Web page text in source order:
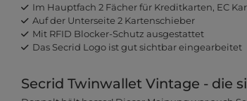
Im Hauptfach 2 Fächer für Kreditkarten, EC
Auf der Unterseite 2 Kartenschieber
Mit RFID Blocker-Schutz ausgestattet
Das Secrid Logo ist gut sichtbar eingearbeitet
Secrid Twinwallet Vintage - die